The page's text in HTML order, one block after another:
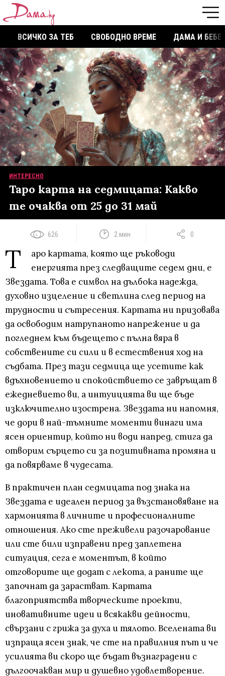
ВСИЧКО ЗА ТЕБ СВОБОДНО ВРЕМЕ ДАМА И БЕБЕ
ИНТЕРЕСНО
Таро карта на седмицата: Какво
те очаква от 25 до 31 май
626 2 мин 0
Т
аро картата, която ще ръководи
енергията през следващите седем дни, е
Звездата. Това е символ на дълбока надежда,
духовно изцеление и светлина след период на
трудности и сътресения. Картата ни призовава
да освободим натрупаното напрежение и да
погледнем към бъдещето с пълна вяра в
собствените си сили и в естествения ход на
съдбата. През тази седмица ще усетите как
вдъхновението и спокойствието се завръщат в
ежедневието ви, а интуицията ви ще бъде
изключително изострена. Звездата ни напомня,
че дори в най-тъмните моменти винаги има
ясен ориентир, който ни води напред, стига да
отворим сърцето си за позитивната промяна и
да повярваме в чудесата.
В практичен план седмицата под знака на
Звездата е идеален период за възстановяване на
хармонията в личните и професионалните
отношения. Ако сте преживели разочарование
или сте били изправени пред заплетена
ситуация, сега е моментът, в който
отговорите ще додат с лекота, а раните ще
започнат да зарастват. Картата
благоприятства творческите проекти,
иновативните идеи и всякакви дейности,
свързани с грижа за духа и тялото. Вселената ви
изпраща ясен знак, че сте на правилния път и че
усилията ви скоро ще бъдат възнаградени с
дългоочакван мир и душевно удовлетворение.